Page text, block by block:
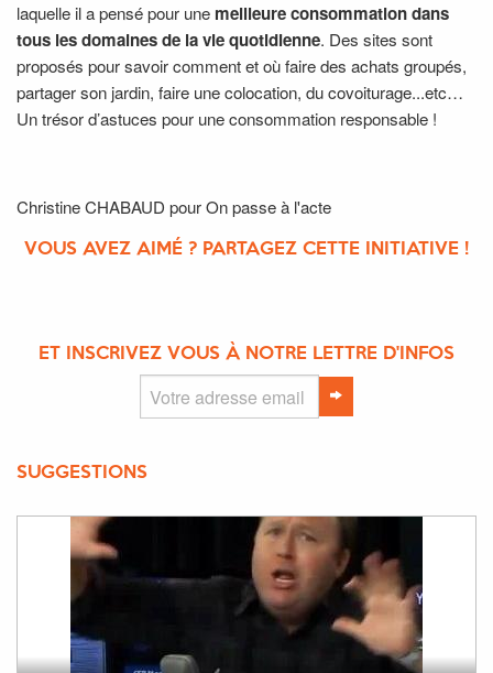
laquelle il a pensé pour une meilleure consommation dans
tous les domaines de la vie quotidienne. Des sites sont
proposés pour savoir comment et où faire des achats groupés,
partager son jardin, faire une colocation, du covoiturage...etc…
Un trésor d’astuces pour une consommation responsable !
Christine CHABAUD pour On passe à l'acte
VOUS AVEZ AIMÉ ? PARTAGEZ CETTE INITIATIVE !
ET INSCRIVEZ VOUS À NOTRE LETTRE D'INFOS
SUGGESTIONS